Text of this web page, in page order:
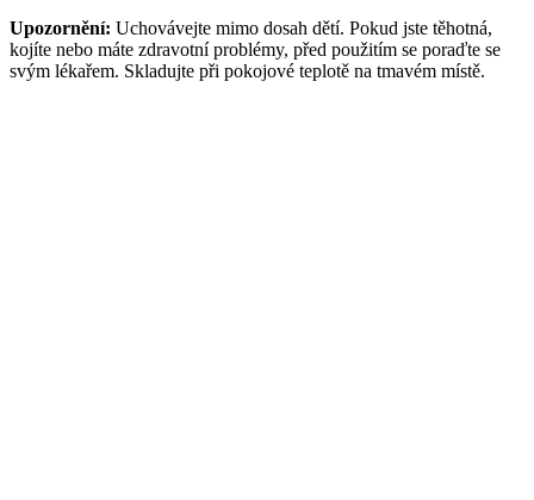
Upozornění: Uchovávejte mimo dosah dětí. Pokud jste těhotná,
kojíte nebo máte zdravotní problémy, před použitím se poraďte se
svým lékařem. Skladujte při pokojové teplotě na tmavém místě.